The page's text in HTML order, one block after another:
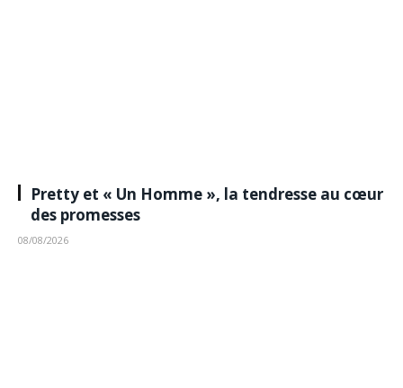
Pretty et « Un Homme », la tendresse au cœur
des promesses
08/08/2026